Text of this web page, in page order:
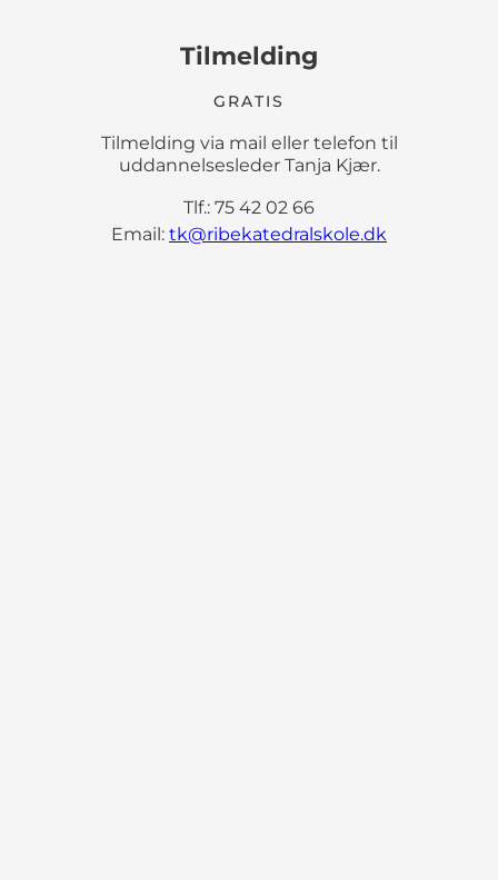
Tilmelding
GRATIS
Tilmelding via mail eller telefon til
uddannelsesleder Tanja Kjær.
Tlf.: 75 42 02 66
Email: tk@ribekatedralskole.dk